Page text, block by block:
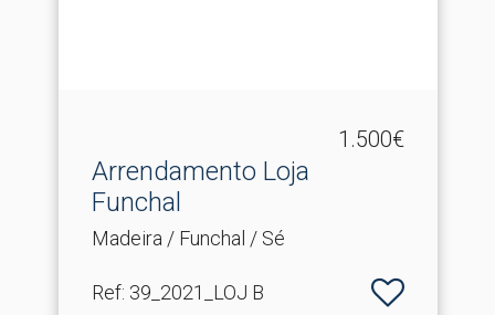
1.500€
Arrendamento Loja
Funchal
Madeira / Funchal / Sé
Ref: 39_2021_LOJ B